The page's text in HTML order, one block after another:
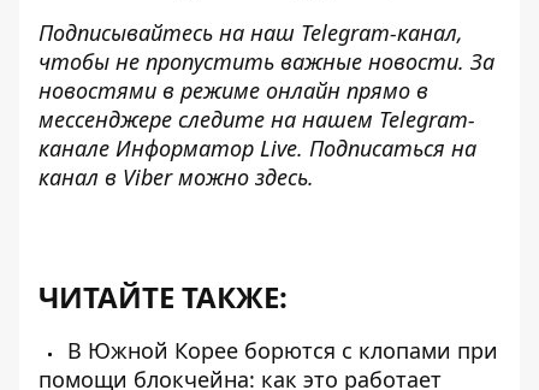
Подписывайтесь на наш Telegram-канал,
чтобы не пропустить важные новости. За
новостями в режиме онлайн прямо в
мессенджере следите на нашем Telegram-
канале Информатор Live. Подписаться на
канал в Viber можно здесь.
ЧИТАЙТЕ ТАКЖЕ:
В Южной Корее борются с клопами при
помощи блокчейна: как это работает